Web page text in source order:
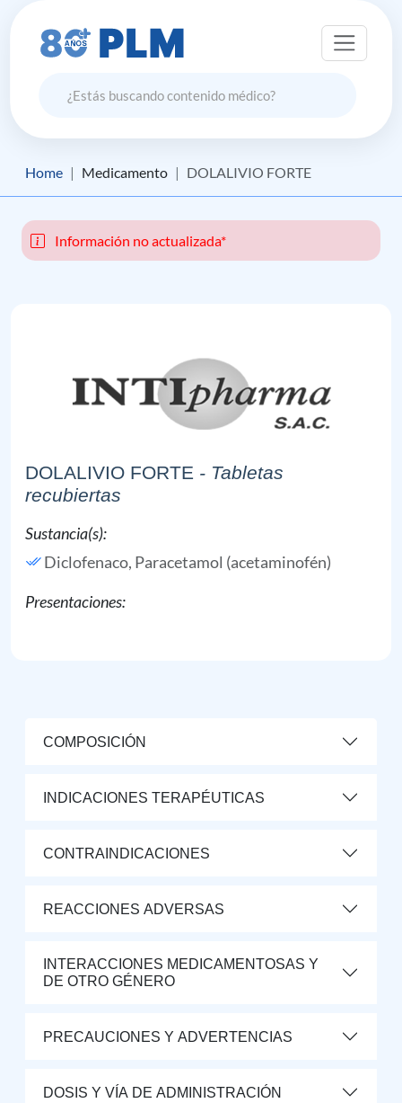
Home Medicamento DOLALIVIO FORTE
Información no actualizada*
DOLALIVIO FORTE - Tabletas
recubiertas
Sustancia(s):
Diclofenaco, Paracetamol (acetaminofén)
Presentaciones:
COMPOSICIÓN
INDICACIONES TERAPÉUTICAS
CONTRAINDICACIONES
REACCIONES ADVERSAS
INTERACCIONES MEDICAMENTOSAS Y
DE OTRO GÉNERO
PRECAUCIONES Y ADVERTENCIAS
DOSIS Y VÍA DE ADMINISTRACIÓN